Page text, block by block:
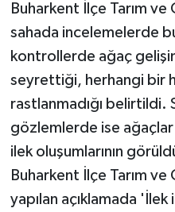
Buharkent İlçe Tarım
sahada incelemelerde
kontrollerde ağaç
seyrettiği, herhangi bir
rastlanmadığı belirtildi.
gözlemlerde ise
ilek oluşumlarının
Buharkent İlçe Tarım
yapılan açıklamada 'İlek